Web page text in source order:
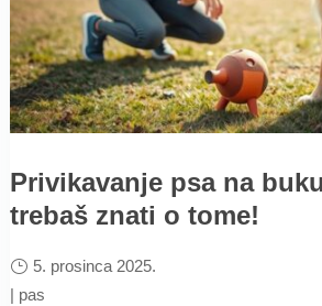
Privikavanje psa na
trebaš znati o tome!
5. prosinca 2025.
| pas